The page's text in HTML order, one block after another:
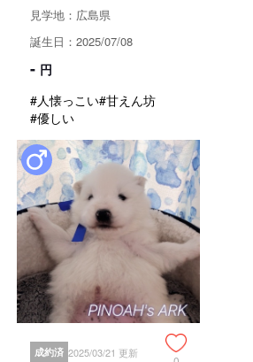
見学地：広島県
誕生日：2025/07/08
- 円
#人懐っこい#甘えん坊
#優しい
成約済 2025/03/21 更新